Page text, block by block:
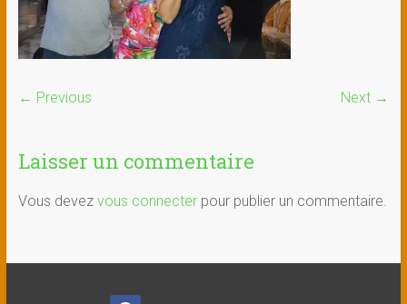
← Previous Next →
Laisser un commentaire
Vous devez vous connecterpour publier un commentaire.